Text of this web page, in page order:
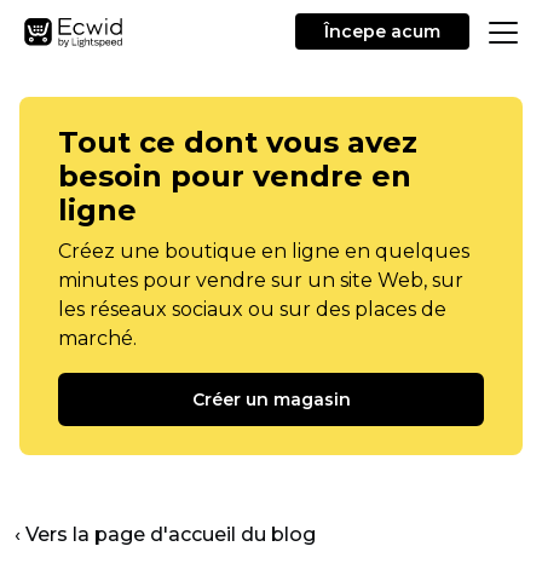
Începe acum
Tout ce dont vous avez
besoin pour vendre en
ligne
Créez une boutique en ligne en quelques
minutes pour vendre sur un site Web, sur
les réseaux sociaux ou sur des places de
marché.
Créer un magasin
‹ Vers la page d'accueil du blog